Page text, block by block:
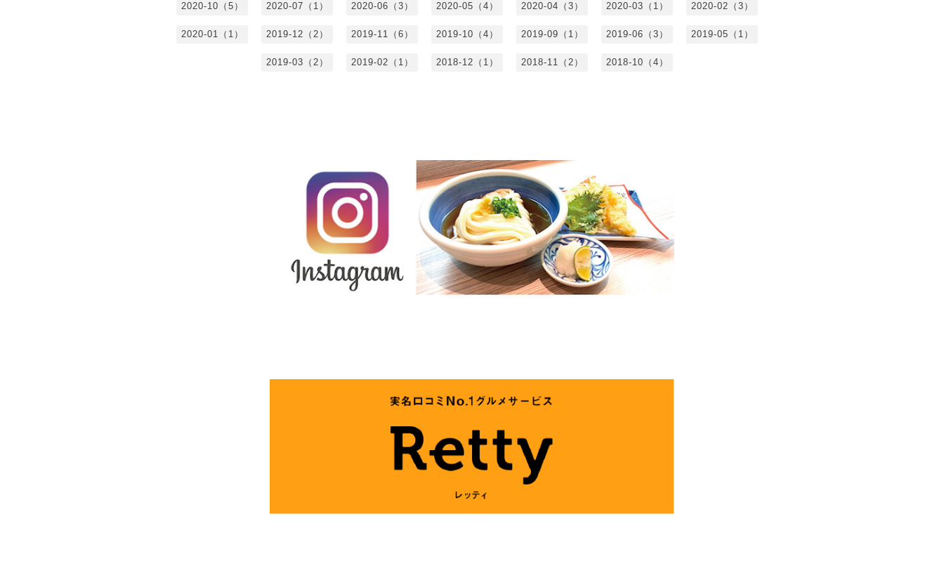
2020-10（5） 2020-07（1） 2020-06（3） 2020-05（4） 2020-04（3） 2020-03（1） 2020-02（3）
2020-01（1） 2019-12（2） 2019-11（6） 2019-10（4） 2019-09（1） 2019-06（3） 2019-05（1）
2019-03（2） 2019-02（1） 2018-12（1） 2018-11（2） 2018-10（4）